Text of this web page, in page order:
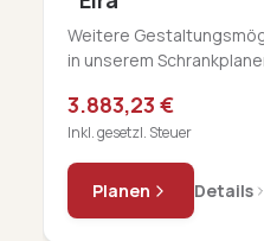
Weitere
in unserem
3.883,23 €
Inkl. gesetzl. Steuer
Planen Details